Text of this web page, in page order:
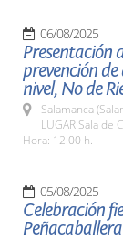
06/08/2025
Presentación
prevención de
nivel, No de
Salamanca
LUGAR Sala de
Hora: 12:00 h.
05/08/2025
Celebración
Peñacaballera